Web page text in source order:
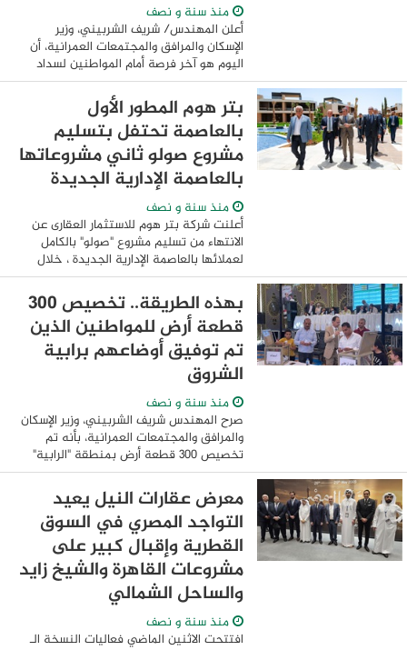
منذ سنة و نصف
أعلن المهندس/ شريف الشربيني، وزير
الإسكان والمرافق والمجتمعات العمرانية، أن
اليوم هو آخر فرصة أمام المواطنين لسداد
مقدم جدية الحجز والمصروفات الإدارية
ورسوم التسجيل بمكاتب البريد المميكن لحجز
وحدة ...
بتر هوم المطور الأول
بالعاصمة تحتفل بتسليم
مشروع صولو ثاني مشروعاتها
بالعاصمة الإدارية الجديدة
منذ سنة و نصف
أعلنت شركة بتر هوم للاستثمار العقارى عن
الانتهاء من تسليم مشروع "صولو" بالكامل
لعملائها بالعاصمة الإدارية الجديدة ، خلال
جولة استثنائية نظمتها الشركة بحضور
المهندس خالد عباس – رئيس شركة العاصمة
...
بهذه الطريقة.. تخصيص 300
قطعة أرض للمواطنين الذين
تم توفيق أوضاعهم برابية
الشروق
منذ سنة و نصف
صرح المهندس شريف الشربيني، وزير الإسكان
والمرافق والمجتمعات العمرانية، بأنه تم
تخصيص 300 قطعة أرض بمنطقة "الرابية"
بمدينة الشروق، بالقرعة العلنية التاسعة
للمواطنين الذين قاموا بسداد المقدمات ...
معرض عقارات النيل يعيد
التواجد المصري في السوق
القطرية وإقبال كبير على
مشروعات القاهرة والشيخ زايد
والساحل الشمالي
منذ سنة و نصف
افتتحت الاثنين الماضي فعاليات النسخة الـ